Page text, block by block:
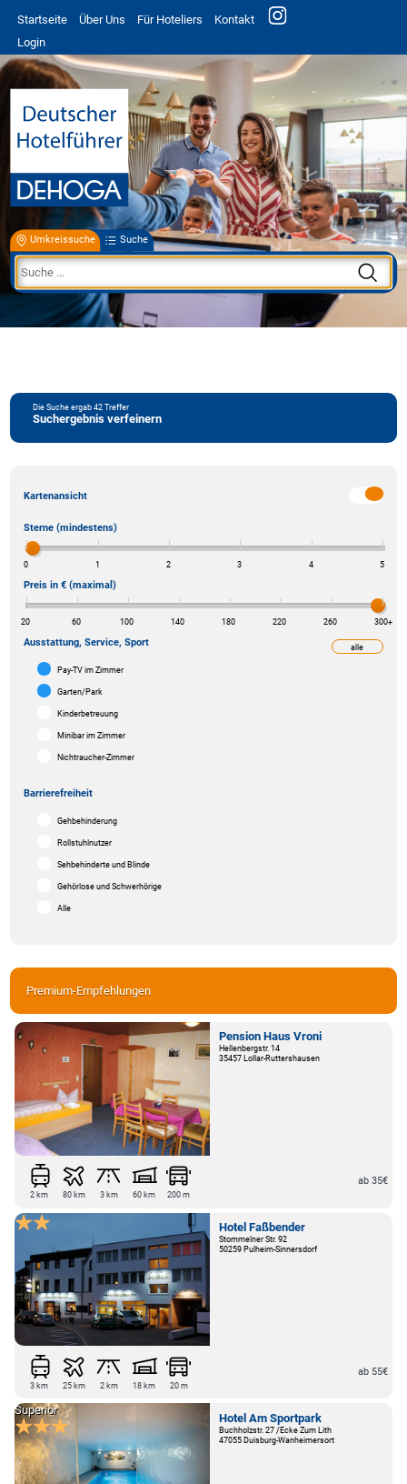
Startseite Über Uns Für Hoteliers
Kontakt
Login
Umkreissuche Suche
Premium-Empfehlungen
Pension Haus Vroni
Hellenbergstr. 14
35457 Lollar-Ruttershausen
2 km 80 km 3 km 60 km 200 m
ab 35€
Hotel Faßbender
Stommelner Str. 92
50259 Pulheim-Sinnersdorf
3 km 25 km 2 km 18 km 20 m
ab 55€
Hotel Am Sportpark
Buchholzstr. 27 /Ecke Zum Lith
47055 Duisburg-Wanheimersort
Superior
Die Suche ergab42Treffer
Suchergebnis verfeinern
Kartenansicht
Sterne (mindestens)
0 1 2 3 4 5
Preis in € (maximal)
20 60 100 140 180 220 260 300+
alle
Ausstattung, Service, Sport
Pay-TV im Zimmer
Garten/Park
Kinderbetreuung
Minibar im Zimmer
Nichtraucher-Zimmer
Barrierefreiheit
Gehbehinderung
Rollstuhlnutzer
Sehbehinderte und Blinde
Gehörlose und Schwerhörige
Alle